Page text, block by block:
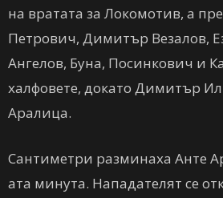
на вратата за Локомотив, а
Петрович, Димитър Везалов,
Ангелов, Буна, Посинкович и
халфовете, докато Димитър
Аралица.
Сантиметри разминаха Анте
ата минута. Нападателят се